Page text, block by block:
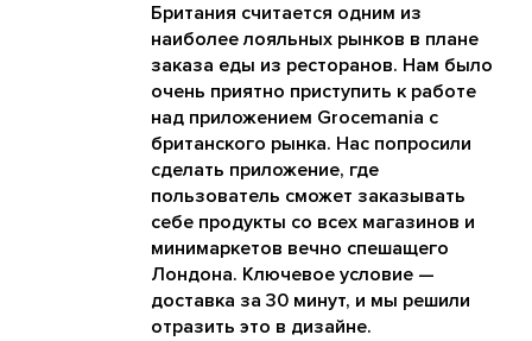
Британия считается одним из
наиболее лояльных рынков в плане
заказа еды из ресторанов. Нам было
очень приятно приступить к работе
над приложением Grocemania с
британского рынка. Нас попросили
сделать приложение, где
пользователь сможет заказывать
себе продукты со всех магазинов и
минимаркетов вечно спешащего
Лондона. Ключевое условие —
доставка за 30 минут, и мы решили
отразить это в дизайне.